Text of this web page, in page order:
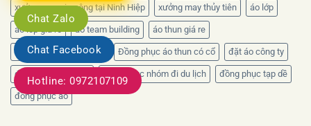
Chat Zalo
Chat Facebook
Hotline: 0972107109
xưởng may gia công tại Ninh Hiệp xưởng may thủy tiên áo lớp
áo lớp giá rẻ áo team building áo thun giá re
Đồng phục công ty đẹp Đồng phục áo thun có cổ đặt áo công ty
đồng phục công sở đồng phục nhóm đi du lịch đồng phục tạp dề
đồng phục áo